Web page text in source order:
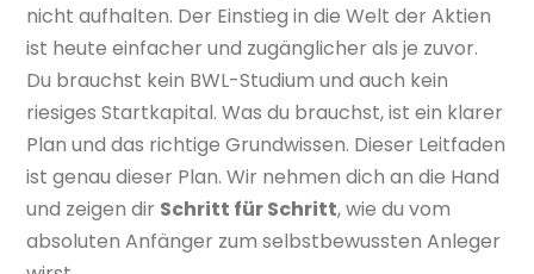
nicht aufhalten. Der Einstieg in die Welt der Aktien
ist heute einfacher und zugänglicher als je zuvor.
Du brauchst kein BWL-Studium und auch kein
riesiges Startkapital. Was du brauchst, ist ein klarer
Plan und das richtige Grundwissen. Dieser Leitfaden
ist genau dieser Plan. Wir nehmen dich an die Hand
und zeigen dir Schritt für Schritt, wie du vom
absoluten Anfänger zum selbstbewussten Anleger